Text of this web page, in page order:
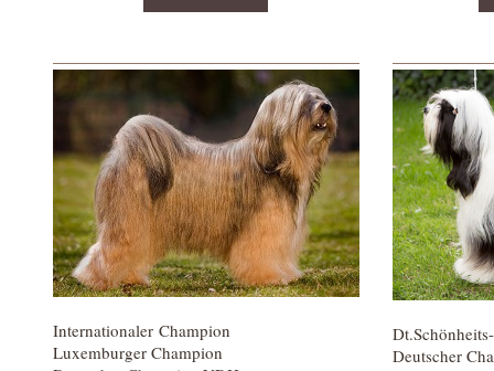
Internationaler Champion
Luxemburger Champion
Deutscher